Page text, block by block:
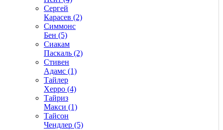
Сергей
Карасев (2)
Симмонс
Бен (5)
Сиакам
Паскаль (2)
Стивен
Адамс (1)
Тайлер
Херро (4)
Тайриз
Макси (1)
Тайсон
Чендлер (5)